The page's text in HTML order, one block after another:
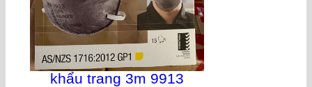
khẩu trang 3m 9913